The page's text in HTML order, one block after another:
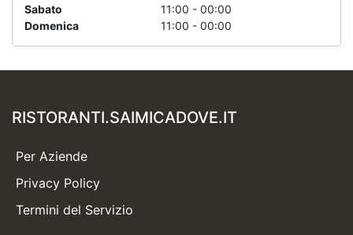
Sabato
11:00 - 00:00
Domenica
11:00 - 00:00
RISTORANTI.SAIMICADOVE.IT
Per Aziende
Privacy Policy
Termini del Servizio